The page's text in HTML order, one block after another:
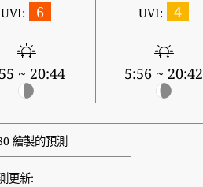
UVI: 6
~ 20:44
UVI: 4
5:56 ~ 20:42
繪製的預測
更新: